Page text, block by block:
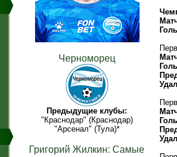
Черноморец
Предыдущие клубы:
"Краснодар" (Краснодар)
"Арсенал" (Тула)*
Григорий Жилкин: Самые